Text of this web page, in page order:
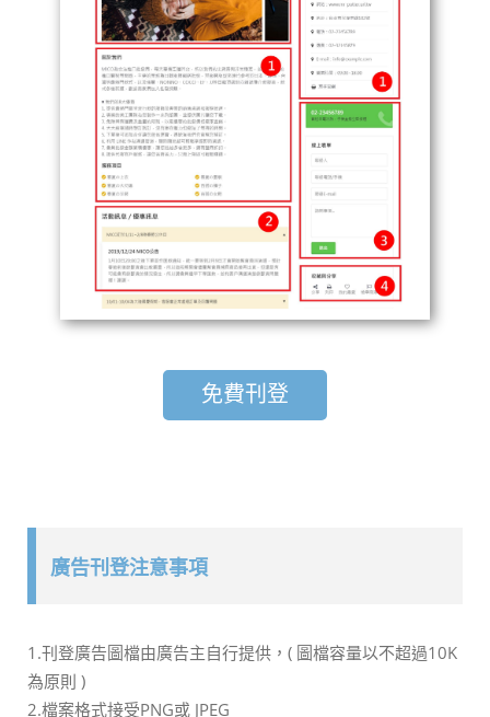
免費刊登
廣告刊登注意事項
1.刊登廣告圖檔由廣告主自行提供，( 圖檔容量以不超過10K
為原則 )
2.檔案格式接受PNG或 JPEG